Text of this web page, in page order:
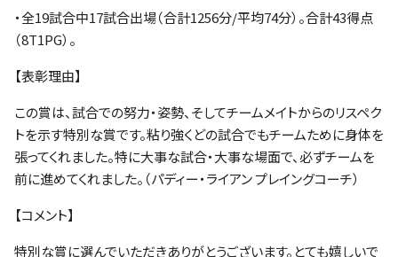
・全19試合中17試合出場（合計1256分/平均74分）。合計43得点
（8T1PG）。
【表彰理由】
この賞は、試合での努力・姿勢、そしてチームメイトからのリスペク
トを示す特別な賞です。粘り強くどの試合でもチームために身体を
張ってくれました。特に大事な試合・大事な場面で、必ずチームを
前に進めてくれました。（パディー・ライアン プレイングコーチ）
【コメント】
特別な賞に選んでいただきありがとうございます。とても嬉しいで